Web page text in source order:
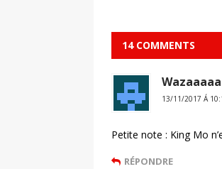
14 COMMENTS
13/11/2017 Á
Petite note : King Mo
RÉPONDRE